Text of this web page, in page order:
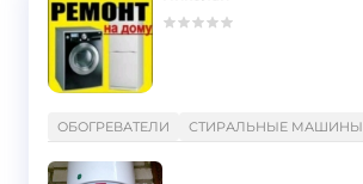
ОБОГРЕВАТЕЛИ СТИРАЛЬНЫЕ МАШИНЫ